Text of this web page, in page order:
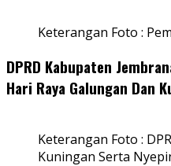
Keterangan Foto :
DPRD Kabupaten
Hari Raya Galungan Dan
Keterangan Foto :
Kuningan Serta